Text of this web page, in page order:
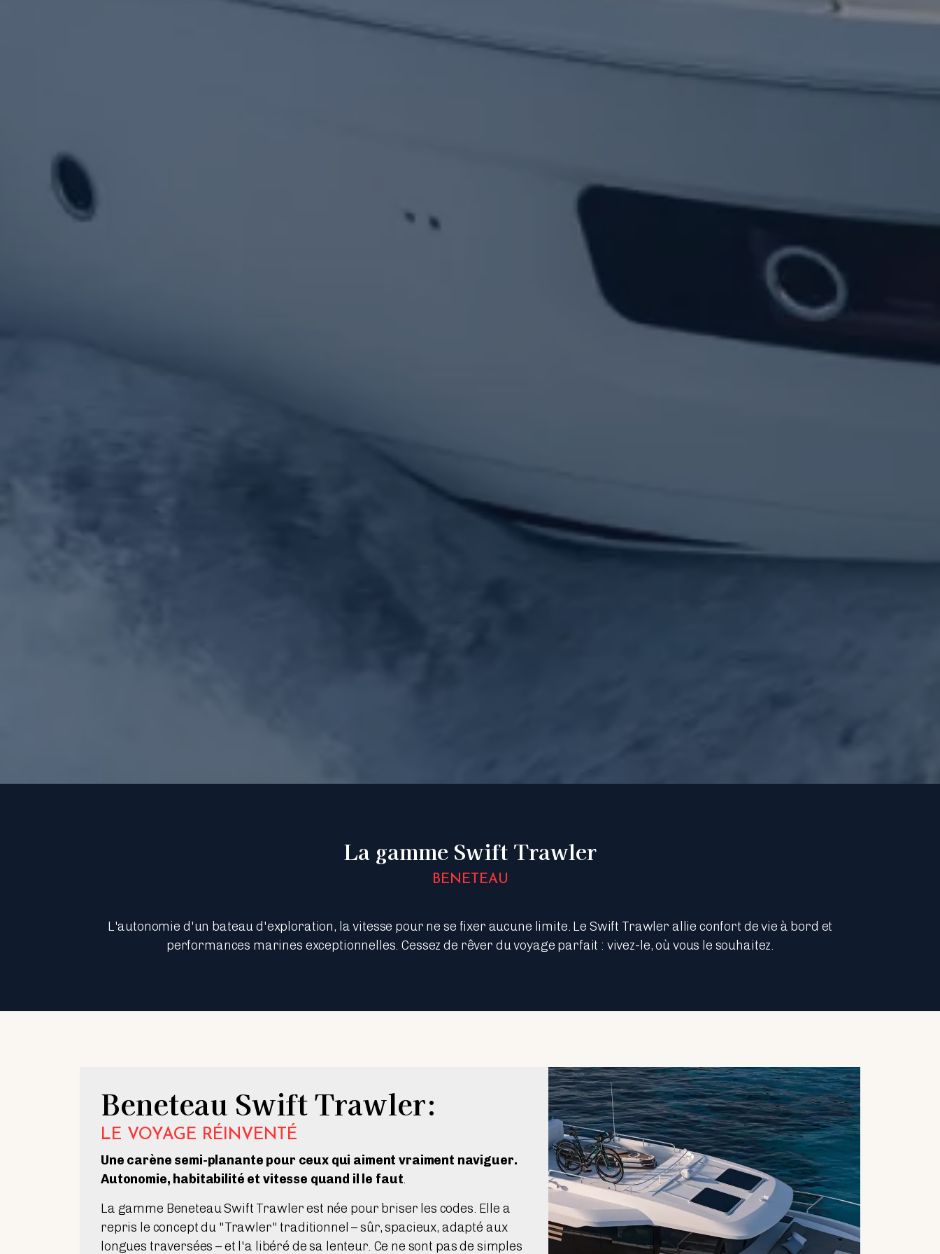
La gamme Swift Trawler
BENETEAU
L'autonomie d'un bateau d'exploration, la vitesse pour ne se fixer aucune limite. Le Swift Trawler allie confort de vie à bord et
performances marines exceptionnelles. Cessez de rêver du voyage parfait : vivez-le, où vous le souhaitez.
Beneteau Swift Trawler:
LE VOYAGE RÉINVENTÉ
Une carène semi-planante pour ceux qui aiment vraiment naviguer.
Autonomie, habitabilité et vitesse quand il le faut.
La gamme Beneteau Swift Trawler est née pour briser les codes. Elle a
repris le concept du "Trawler" traditionnel – sûr, spacieux, adapté aux
longues traversées – et l'a libéré de sa lenteur. Ce ne sont pas de simples